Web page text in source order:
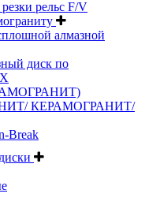
рельс F/V
алмазной
диск по
КЕРАМОГРАНИТ/
Break